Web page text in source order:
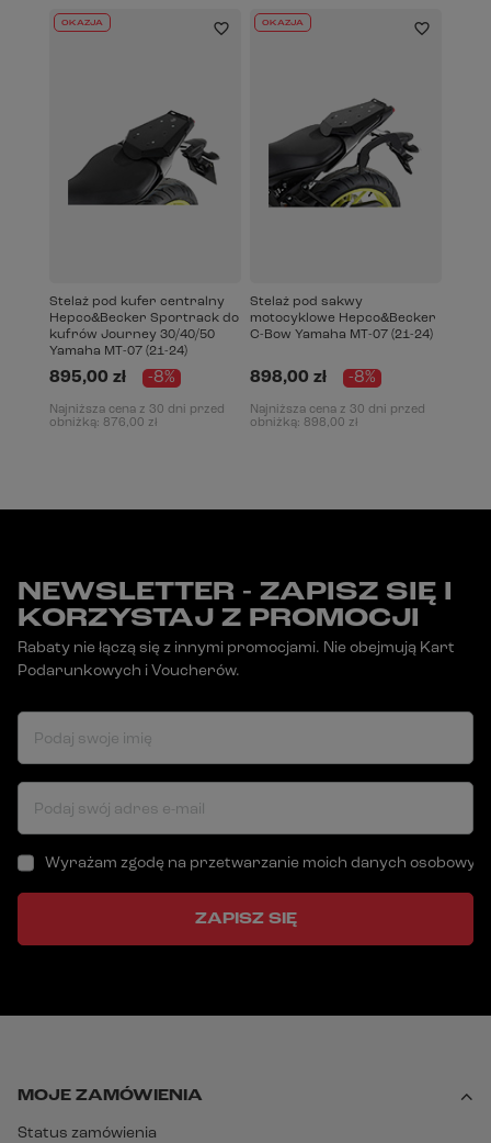
OKAZJA
Stelaż pod kufer centralny
Hepco&Becker Sportrack do
kufrów Journey 30/40/50
Yamaha MT-07 (21-24)
895,00 zł -8%
Najniższa cena z 30 dni przed
obniżką: 876,00 zł
OKAZJA
Stelaż pod sakwy
motocyklowe Hepco&Becker
C-Bow Yamaha MT-07 (21-24)
898,00 zł -8%
Najniższa cena z 30 dni przed
obniżką: 898,00 zł
NEWSLETTER - ZAPISZ SIĘ I
KORZYSTAJ Z PROMOCJI
Rabaty nie łączą się z innymi promocjami. Nie obejmują Kart
Podarunkowych i Voucherów.
Podaj swoje imię
Podaj swój adres e-mail
Wyrażam zgodę na przetwarzanie moich danych
ZAPISZ SIĘ
MOJE ZAMÓWIENIA
Status zamówienia